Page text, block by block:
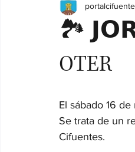
🏞️
OTER
El sábado 16
Se trata de un
Cifuentes.